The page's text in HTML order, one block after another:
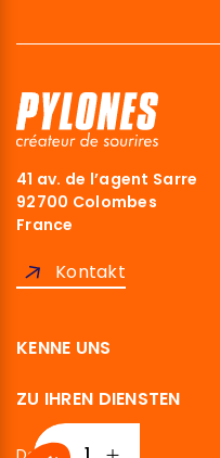
41 av. de l’agent Sarre
92700 Colombes
France
Kontakt
KENNE UNS
ZU IHREN DIENSTEN